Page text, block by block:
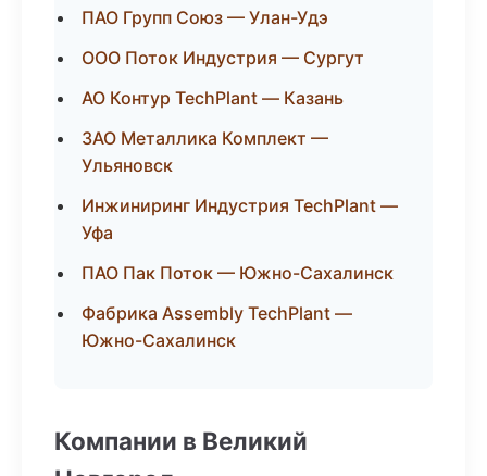
ПАО Групп Союз — Улан-Удэ
ООО Поток Индустрия — Сургут
АО Контур TechPlant — Казань
ЗАО Металлика Комплект —
Ульяновск
Инжиниринг Индустрия TechPlant —
Уфа
ПАО Пак Поток — Южно-Сахалинск
Фабрика Assembly TechPlant —
Южно-Сахалинск
Компании в Великий